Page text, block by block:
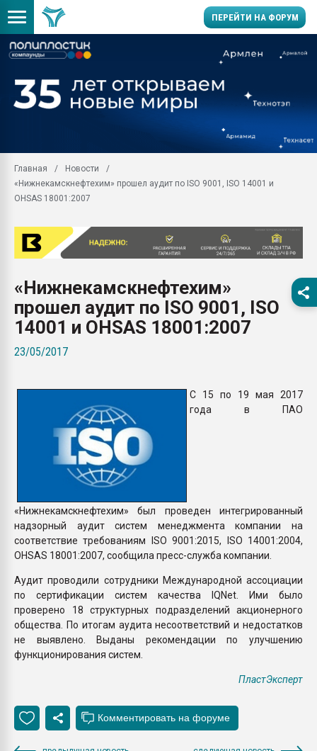
ПЕРЕЙТИ НА ФОРУМ
заводу пластмасс"
Вакуум-формовочные
28.07.2026
ситуацией на
Всё, что касается
бутылок
Материал поверхности
вакуумного
Главная
Новости
«Нижнекамскнефтехим» прошел аудит по ISO 9001, ISO 14001 и
OHSAS 18001:2007
«Нижнекамскнефтехим»
прошел аудит по ISO 9001, ISO
14001 и OHSAS 18001:2007
23/05/2017
С 15 по 19 мая 2017
года в ПАО
«Нижнекамскнефтехим» был проведен интегрированный
надзорный аудит систем менеджмента компании на
соответствие требованиям ISO 9001:2015, ISO 14001:2004,
OHSAS 18001:2007, сообщила пресс-служба компании.
Аудит проводили сотрудники Международной ассоциации
по сертификации систем качества IQNet. Ими было
проверено 18 структурных подразделений акционерного
общества. По итогам аудита несоответствий и недостатков
не выявлено. Выданы рекомендации по улучшению
функционирования систем.
ПластЭксперт